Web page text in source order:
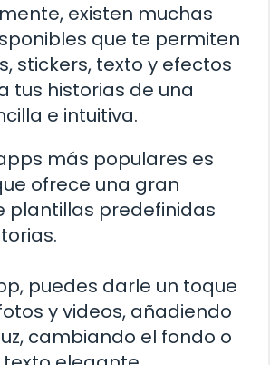
existen muchas
que te permiten
stickers, texto y efectos
tus historias de una
e intuitiva.
más populares es
ofrece una gran
plantillas predefinidas
puedes darle un toque
y videos, añadiendo
cambiando el fondo o